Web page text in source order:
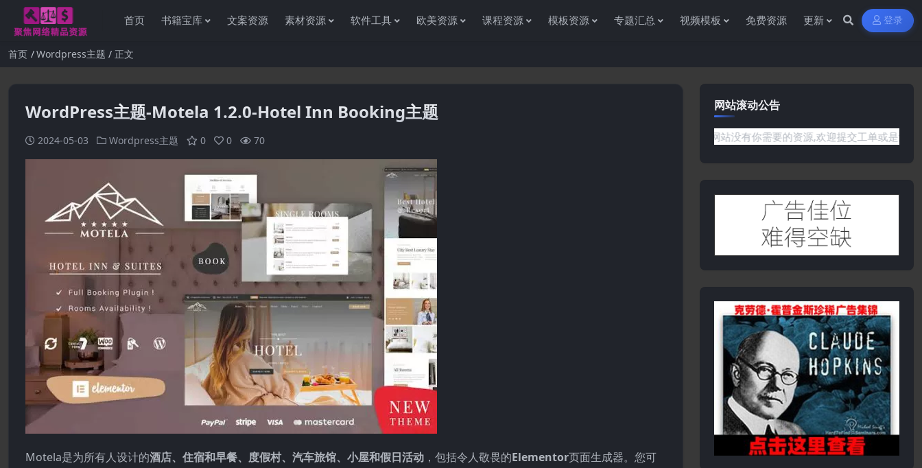
首页 书籍宝库 文案资源 素材资源 软件工具 欧美资源 课程资源 模板资源 专题汇总 视频模板 免费资源 更新 登录
首页 Wordpress主题 正文
WordPress主题-Motela 1.2.0-Hotel Inn Booking主题
2024-05-03 Wordpress主题 0 0 70
Motela是为所有人设计的酒店、住宿和早餐、度假村、汽车旅馆、小屋和假日活动 ，包括令人敬畏的Elementor页面生成器。您可
网站滚动公告
感谢您访问资源杂货铺获取各种信息资源!如果遇到任何问题或是网站没有你需要的资源,欢迎提交工单或是添加客服微信